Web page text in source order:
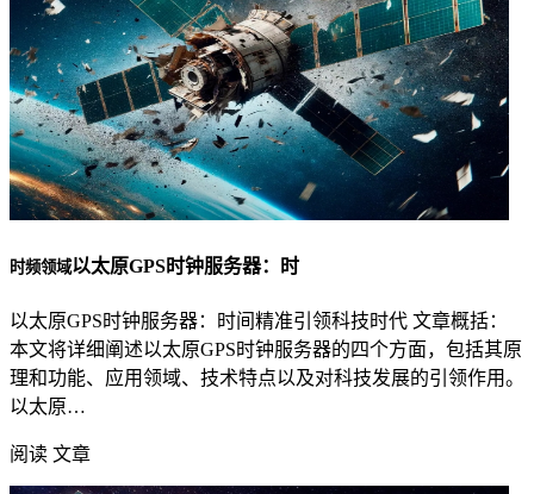
时频领域以太原GPS时钟服务器：时
以太原GPS时钟服务器：时间精准引领科技时代 文章概括：
本文将详细阐述以太原GPS时钟服务器的四个方面，包括其原
理和功能、应用领域、技术特点以及对科技发展的引领作用。
以太原…
阅读 文章